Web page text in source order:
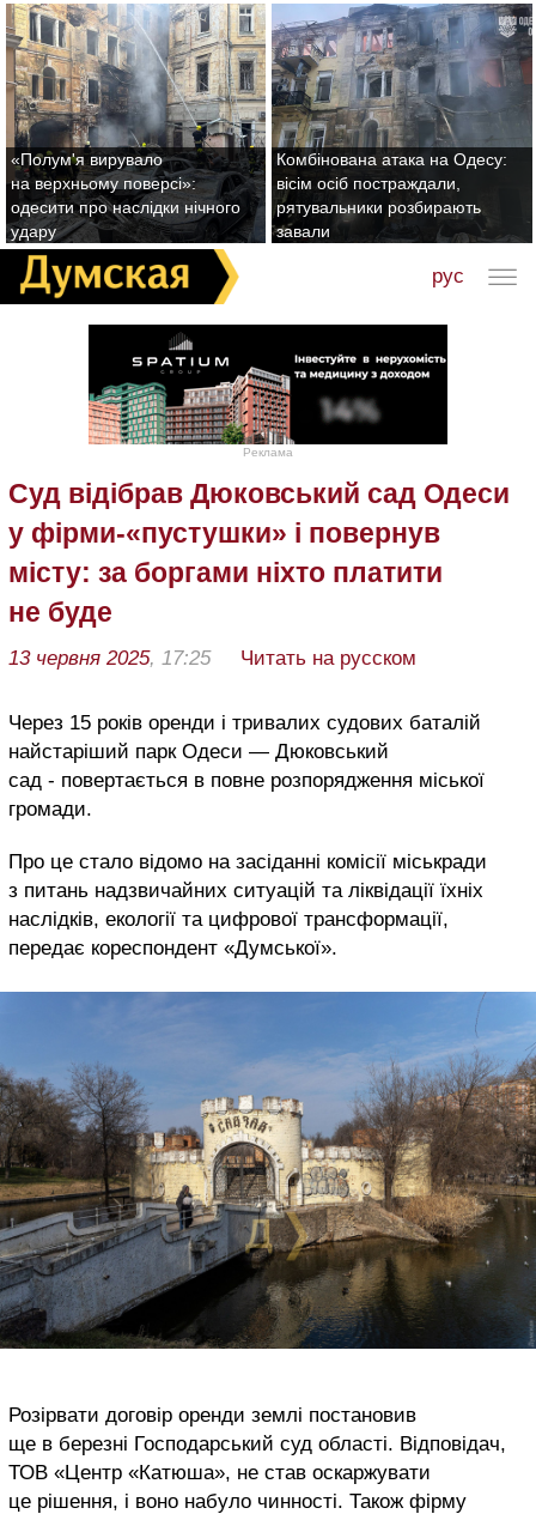
«Полум'я вирувало
на верхньому поверсі»:
одесити про наслідки нічного
удару
Комбінована атака на Одесу:
вісім осіб постраждали,
рятувальники розбирають
завали
рус
Реклама
Суд відібрав Дюковський сад Одеси
у фірми-«пустушки» і повернув
місту: за боргами ніхто платити
не буде
13 червня 2025, 17:25 Читать на русском
Через 15 років оренди і тривалих судових баталій
найстаріший парк Одеси — Дюковський
сад - повертається в повне розпорядження міської
громади.
Про це стало відомо на засіданні комісії міськради
з питань надзвичайних ситуацій та ліквідації їхніх
наслідків, екології та цифрової трансформації,
передає кореспондент «Думської».
Розірвати договір оренди землі постановив
ще в березні Господарський суд області. Відповідач,
ТОВ «Центр «Катюша», не став оскаржувати
це рішення, і воно набуло чинності. Також фірму